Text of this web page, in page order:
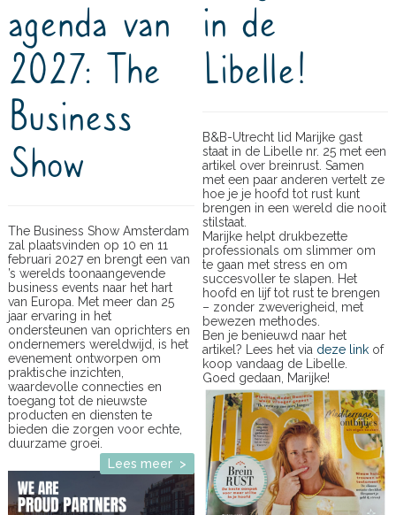
agenda van
2027: The
Business
Show
The Business Show Amsterdam
zal plaatsvinden op 10 en 11
februari 2027 en brengt een van
’s werelds toonaangevende
business events naar het hart
van Europa. Met meer dan 25
jaar ervaring in het
ondersteunen van oprichters en
ondernemers wereldwijd, is het
evenement ontworpen om
praktische inzichten,
waardevolle connecties en
toegang tot de nieuwste
producten en diensten te
bieden die zorgen voor echte,
duurzame groei.
Lees meer >
in de
Libelle!
B&B-Utrecht lid Marijke gast
staat in de Libelle nr. 25 met een
artikel over breinrust. Samen
met een paar anderen vertelt ze
hoe je je hoofd tot rust kunt
brengen in een wereld die nooit
stilstaat.
Marijke helpt drukbezette
professionals om slimmer om
te gaan met stress en om
succesvoller te slapen. Het
hoofd en lijf tot rust te brengen
– zonder zweverigheid, met
bewezen methodes.
Ben je benieuwd naar het
artikel? Lees het via deze linkof
koop vandaag de Libelle.
Goed gedaan, Marijke!